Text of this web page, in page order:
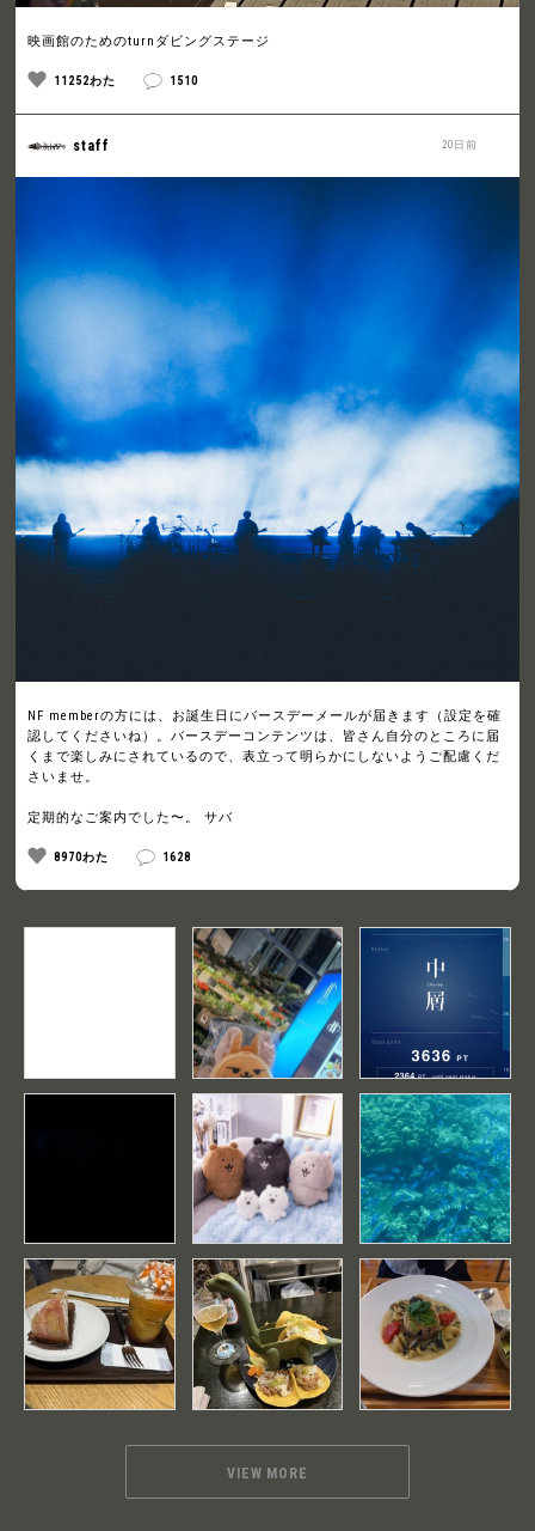
映画館のためのturnダビングステージ
11252わた 1510
20日前
staff
NF memberの方には、お誕生日にバースデーメールが届きます（設定を確
認してくださいね）。バースデーコンテンツは、皆さん自分のところに届
くまで楽しみにされているので、表立って明らかにしないようご配慮くだ
さいませ。
定期的なご案内でした〜。 サバ
8970わた 1628
VIEW MORE